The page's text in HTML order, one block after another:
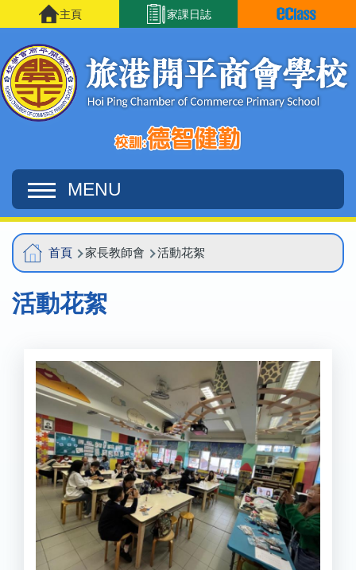
移至主內容 家課日誌
主頁
MENU
Main
navigation
導
航
連
首頁 家長教師會 活動花絮
活動花絮